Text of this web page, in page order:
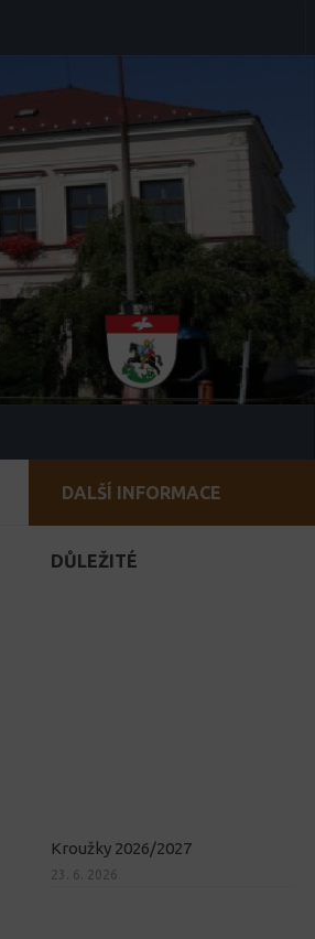
DALŠÍ INFORMACE
DŮLEŽITÉ
Kroužky 2026/2027
23. 6. 2026